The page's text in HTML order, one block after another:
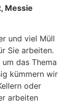
Messie
und viel Müll
Sie arbeiten.
das Thema
kümmern wir
oder
arbeiten